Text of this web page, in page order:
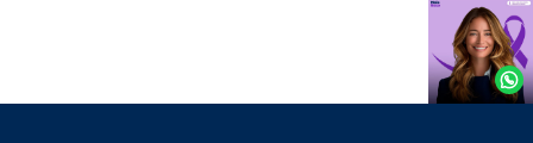
Agende
Whatsapp